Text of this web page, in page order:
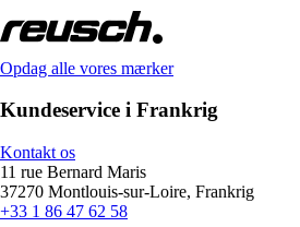
Opdag alle vores mærker
Kundeservice i Frankrig
Kontakt os
11 rue Bernard Maris
37270 Montlouis-sur-Loire, Frankrig
+33 1 86 47 62 58